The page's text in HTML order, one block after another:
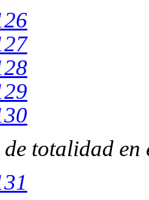
totalidad en